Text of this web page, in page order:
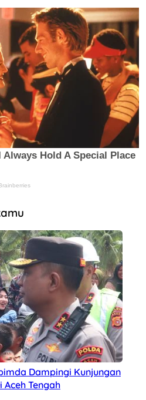
Dampingi Kunjungan
Aceh Tengah